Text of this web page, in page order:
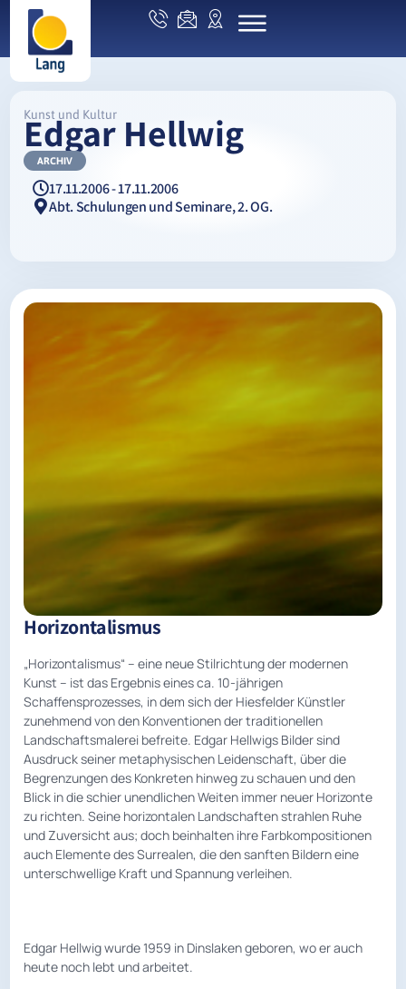
Kunst und Kultur
Edgar Hellwig
ARCHIV
17.11.2006 - 17.11.2006
Abt. Schulungen und Seminare, 2. OG.
Horizontalismus
„Horizontalismus“ – eine neue Stilrichtung der modernen
Kunst – ist das Ergebnis eines ca. 10-jährigen
Schaffensprozesses, in dem sich der Hiesfelder Künstler
zunehmend von den Konventionen der traditionellen
Landschaftsmalerei befreite. Edgar Hellwigs Bilder sind
Ausdruck seiner metaphysischen Leidenschaft, über die
Begrenzungen des Konkreten hinweg zu schauen und den
Blick in die schier unendlichen Weiten immer neuer Horizonte
zu richten. Seine horizontalen Landschaften strahlen Ruhe
und Zuversicht aus; doch beinhalten ihre Farbkompositionen
auch Elemente des Surrealen, die den sanften Bildern eine
unterschwellige Kraft und Spannung verleihen.
Edgar Hellwig wurde 1959 in Dinslaken geboren, wo er auch
heute noch lebt und arbeitet.